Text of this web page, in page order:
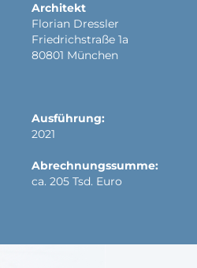
Architekt
Florian Dressler
Friedrichstraße 1a
80801 München
Ausführung:
2021
Abrechnungssumme:
ca. 205 Tsd. Euro